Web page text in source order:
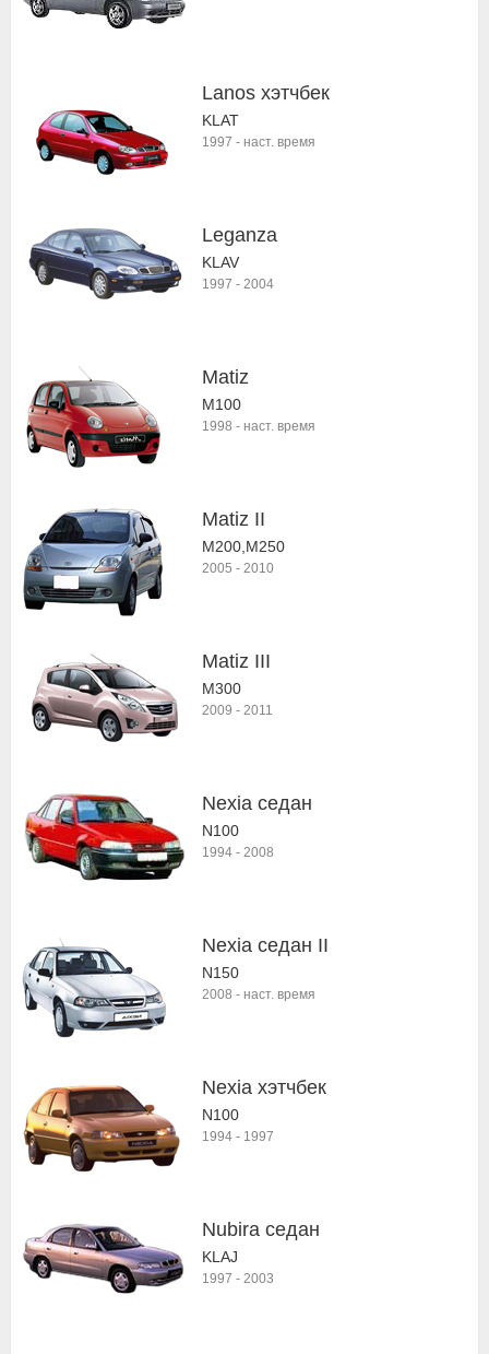
Lanos хэтчбек
KLAT
1997 - наст. время
Leganza
KLAV
1997 - 2004
Matiz
M100
1998 - наст. время
Matiz II
M200,M250
2005 - 2010
Matiz III
M300
2009 - 2011
Nexia седан
N100
1994 - 2008
Nexia седан II
N150
2008 - наст. время
Nexia хэтчбек
N100
1994 - 1997
Nubira седан
KLAJ
1997 - 2003